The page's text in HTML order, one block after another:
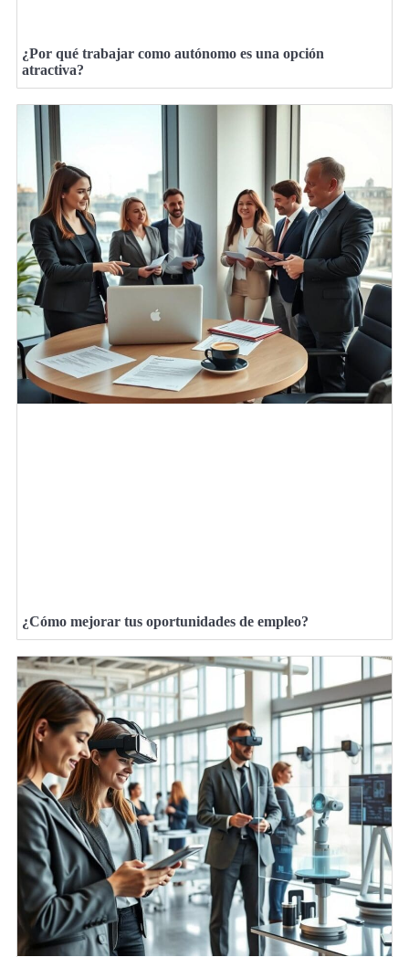
¿Por qué trabajar como autónomo es una opción
atractiva?
¿Cómo mejorar tus oportunidades de empleo?